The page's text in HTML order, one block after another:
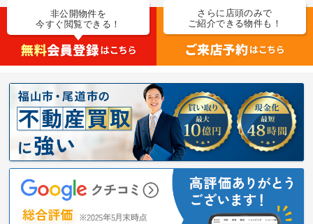
非公開物件を
今すぐ閲覧できる！
さらに店頭のみで
ご紹介できる物件も！